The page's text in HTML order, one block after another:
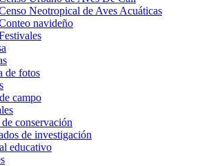
Neotropical de Aves Acuáticas
navideño
de fotos
campo
de conservación
de investigación
educativo